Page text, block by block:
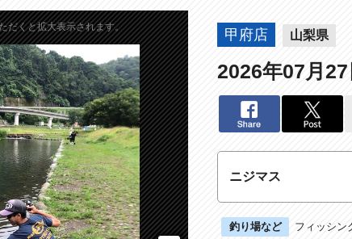
だくと拡大表示されます。 甲府店 山梨県
2026年07月27
ニジマス
釣り場など フィッシン